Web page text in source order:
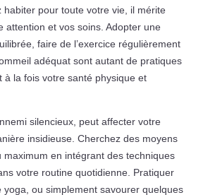
habiter pour toute votre vie, il mérite
attention et vos soins. Adopter une
faire de l’exercice régulièrement
adéquat sont autant de pratiques
à la fois votre santé physique et
silencieux, peut affecter votre
insidieuse. Cherchez des moyens
maximum en intégrant des techniques
votre routine quotidienne. Pratiquer
yoga, ou simplement savourer quelques